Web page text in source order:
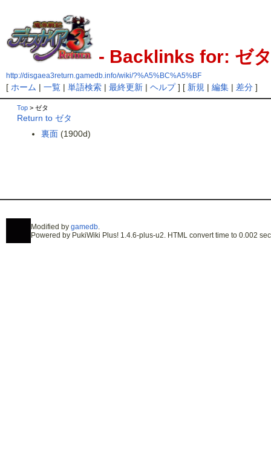
- Backlinks for: ゼ
http://disgaea3return.gamedb.info/wiki/?%A5%BC%A5%BF
[ ホーム | 一覧| 単語検索| 最終更新| ヘルプ] [ 新規 | 編集| 差分]
Top > ゼタ
Return to ゼタ
裏面 (1900d)
Modified by gamedb.
Powered by PukiWiki Plus! 1.4.6-plus-u2. HTML convert time to 0.002